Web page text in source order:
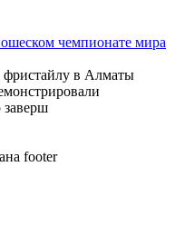
чемпионате мира
в Алматы
заверш